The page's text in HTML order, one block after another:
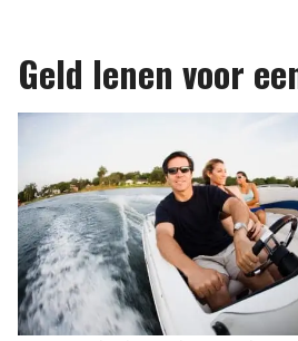
Geld lenen voor